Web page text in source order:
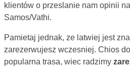
klientów o przeslanie nam opinii
Samos/Vathi.
Pamietaj jednak, ze latwiej jest
zarezerwujesz wczesniej. Chios
popularna trasa, wiec radzimy